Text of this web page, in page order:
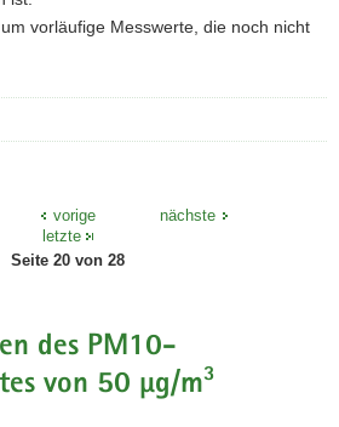
vorläufige Messwerte, die noch nicht
vorige
Seite 20 von 28
nächste
letzte
des PM10-
von 50 µg/m³